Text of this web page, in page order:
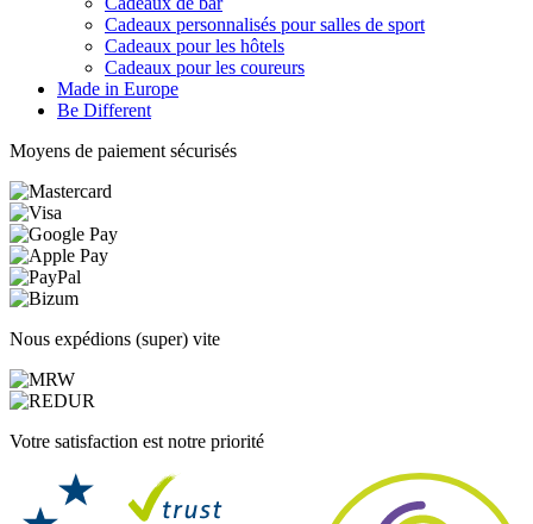
Cadeaux personnalisés pour salles de sport
Cadeaux pour les hôtels
Cadeaux pour les coureurs
Made in Europe
Be Different
Moyens de paiement sécurisés
Nous expédions (super) vite
Votre satisfaction est notre priorité